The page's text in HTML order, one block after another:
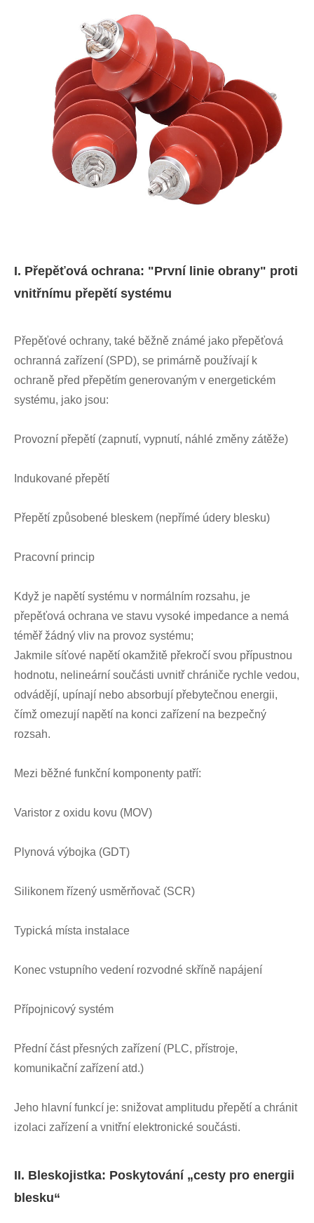
I. Přepěťová ochrana: "První linie obrany" proti
vnitřnímu přepětí systému
Přepěťové ochrany, také běžně známé jako přepěťová
ochranná zařízení (SPD), se primárně používají k
ochraně před přepětím generovaným v energetickém
systému, jako jsou:
Provozní přepětí (zapnutí, vypnutí, náhlé změny zátěže)
Indukované přepětí
Přepětí způsobené bleskem (nepřímé údery blesku)
Pracovní princip
Když je napětí systému v normálním rozsahu, je
přepěťová ochrana ve stavu vysoké impedance a nemá
téměř žádný vliv na provoz systému;
Jakmile síťové napětí okamžitě překročí svou přípustnou
hodnotu, nelineární součásti uvnitř chrániče rychle vedou,
odvádějí, upínají nebo absorbují přebytečnou energii,
čímž omezují napětí na konci zařízení na bezpečný
rozsah.
Mezi běžné funkční komponenty patří:
Varistor z oxidu kovu (MOV)
Plynová výbojka (GDT)
Silikonem řízený usměrňovač (SCR)
Typická místa instalace
Konec vstupního vedení rozvodné skříně napájení
Přípojnicový systém
Přední část přesných zařízení (PLC, přístroje,
komunikační zařízení atd.)
Jeho hlavní funkcí je: snižovat amplitudu přepětí a chránit
izolaci zařízení a vnitřní elektronické součásti.
II. Bleskojistka: Poskytování „cesty pro energii
blesku“